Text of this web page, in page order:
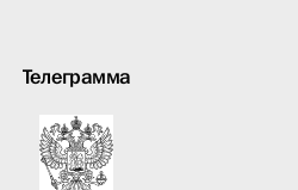
Телеграмма